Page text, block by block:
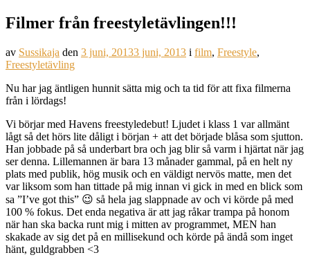
Filmer från freestyletävlingen!!!
av Sussikaja den 3 juni, 20133 juni, 2013 i film, Freestyle,
Freestyletävling
Nu har jag äntligen hunnit sätta mig och ta tid för att fixa filmerna
från i lördags!
Vi börjar med Havens freestyledebut! Ljudet i klass 1 var allmänt
lågt så det hörs lite dåligt i början + att det började blåsa som sjutton.
Han jobbade på så underbart bra och jag blir så varm i hjärtat när jag
ser denna. Lillemannen är bara 13 månader gammal, på en helt ny
plats med publik, hög musik och en väldigt nervös matte, men det
var liksom som han tittade på mig innan vi gick in med en blick som
sa ”I’ve got this” 😉 så hela jag slappnade av och vi körde på med
100 % fokus. Det enda negativa är att jag råkar trampa på honom
när han ska backa runt mig i mitten av programmet, MEN han
skakade av sig det på en millisekund och körde på ändå som inget
hänt, guldgrabben <3